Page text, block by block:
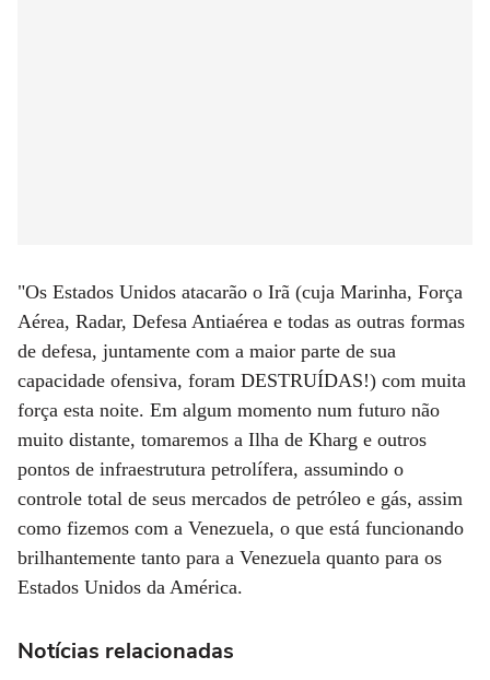
"Os Estados Unidos atacarão o Irã (cuja Marinha, Força
Aérea, Radar, Defesa Antiaérea e todas as outras formas
de defesa, juntamente com a maior parte de sua
capacidade ofensiva, foram DESTRUÍDAS!) com muita
força esta noite. Em algum momento num futuro não
muito distante, tomaremos a Ilha de Kharg e outros
pontos de infraestrutura petrolífera, assumindo o
controle total de seus mercados de petróleo e gás, assim
como fizemos com a Venezuela, o que está funcionando
brilhantemente tanto para a Venezuela quanto para os
Estados Unidos da América.
Notícias relacionadas